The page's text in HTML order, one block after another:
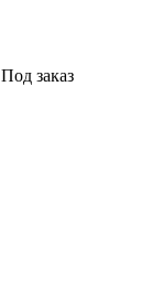
Под заказ